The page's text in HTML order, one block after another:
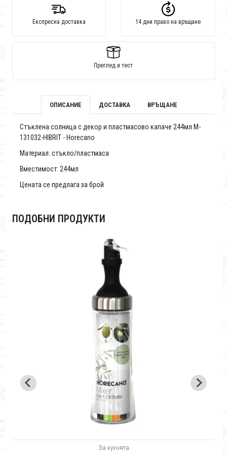
Експресна доставка 14 дни право на връщане
Преглед и тест
ОПИСАНИЕ ДОСТАВКА ВРЪЩАНЕ
Стъклена солница с декор и пластмасово капаче 244мл M-
131032-HIBRIT - Horecano
Материал: стъкло/пластмаса
Вместимост: 244мл
Цената се предлага за брой
ПОДОБНИ ПРОДУКТИ
За кухнята